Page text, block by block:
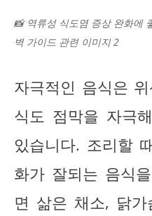
📸 역류성 식도염 증상 완화에
벽 가이드 관련 이미지 2
자극적인 음식은
식도 점막을 자극
있습니다. 조리할
화가 잘되는 음식
면 삶은 채소, 닭